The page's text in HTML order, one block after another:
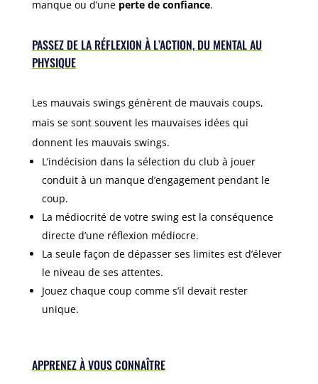
manque ou d’une perte de confiance.
PASSEZ DE LA RÉFLEXION À L’ACTION, DU MENTAL AU
PHYSIQUE
Les mauvais swings génèrent de mauvais coups,
mais se sont souvent les mauvaises idées qui
donnent les mauvais swings.
L’indécision dans la sélection du club à jouer
conduit à un manque d’engagement pendant le
coup.
La médiocrité de votre swing est la conséquence
directe d’une réflexion médiocre.
La seule façon de dépasser ses limites est d’élever
le niveau de ses attentes.
Jouez chaque coup comme s’il devait rester
unique.
APPRENEZ À VOUS CONNAÎTRE